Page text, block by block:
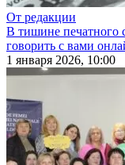
От редакции
В тишине печатного
говорить с вами
1 января 2026, 10:00